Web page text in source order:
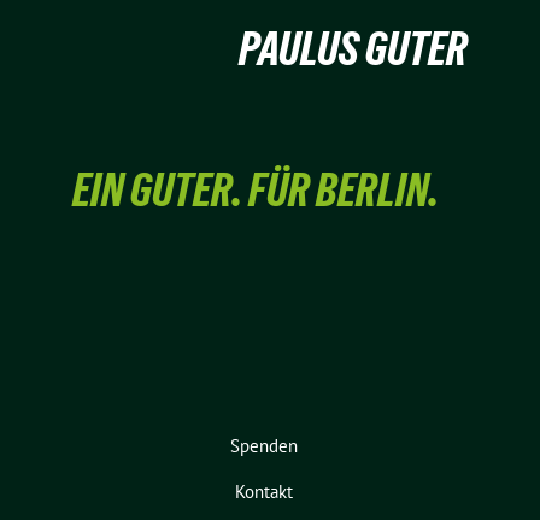
PAULUS GUTER
EIN GUTER. FÜR BERLIN.
Spenden
Kontakt